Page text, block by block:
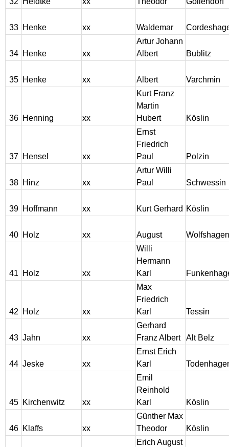
33 Henke xx Waldemar
34 Henke xx
Artur Johann
Albert
Bublitz
35 Henke xx Albert Varchmin
36 Henning xx
Kurt Franz
Martin
Hubert
Köslin
37 Hensel xx
Ernst
Friedrich
Paul
Polzin
38 Hinz xx
Artur Willi
Paul
Schwessin
39 Hoffmann xx Kurt Gerhard Köslin
40 Holz xx August Wolfshagen
41 Holz xx
Willi
Hermann
Karl
42 Holz xx
Max
Friedrich
Karl
Tessin
43 Jahn xx
Gerhard
Franz Albert
Alt Belz
44 Jeske xx
Ernst Erich
Karl
45 Kirchenwitz xx
Emil
Reinhold
Karl
Köslin
46 Klaffs xx
Günther Max
Theodor
Köslin
Erich August